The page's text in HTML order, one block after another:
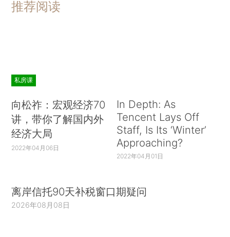
推荐阅读
私房课
向松祚：宏观经济70
讲，带你了解国内外
经济大局
2022年04月06日
In Depth: As
Tencent Lays Off
Staff, Is Its ‘Winter’
Approaching?
2022年04月01日
离岸信托90天补税窗口期疑问
2026年08月08日